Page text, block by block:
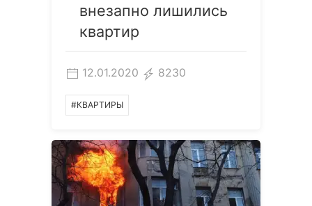
внезапно лишились
квартир
12.01.2020 8230
#КВАРТИРЫ